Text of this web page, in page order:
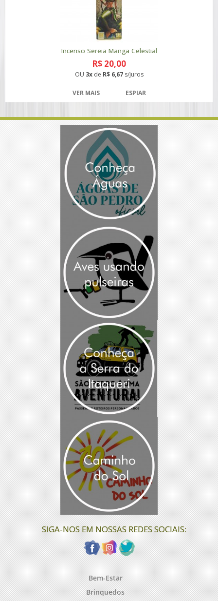
Incenso Sereia Manga Celestial
R$ 20,00
OU 3xde R$ 6,67s/juros
VER MAIS ESPIAR
SIGA-NOS EM NOSSAS REDES SOCIAIS:
Bem-Estar
Brinquedos